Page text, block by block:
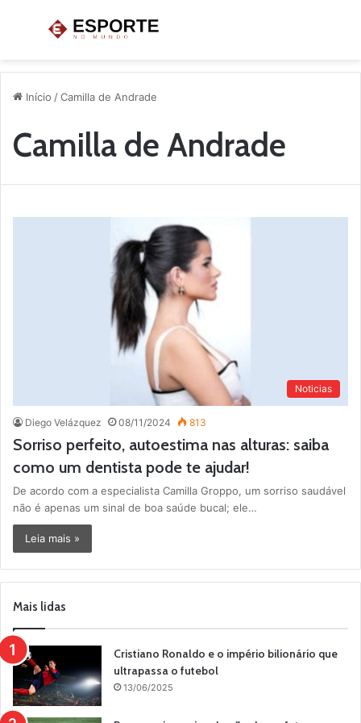
Menu
Início /Camilla de Andrade
Camilla de Andrade
Noticias
Diego Velázquez 08/11/2024 813
Sorriso perfeito, autoestima nas alturas: saiba
como um dentista pode te ajudar!
De acordo com a especialista Camilla Groppo, um sorriso saudável
não é apenas um sinal de boa saúde bucal; ele…
Leia mais »
Mais lidas
Cristiano Ronaldo e o império bilionário que
ultrapassa o futebol
13/06/2025